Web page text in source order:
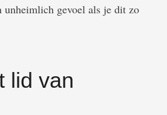
unheimlich gevoel als je dit zo
lid van